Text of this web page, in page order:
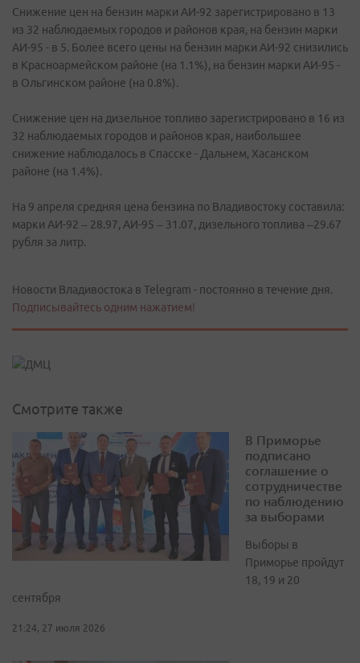
Снижение цен на бензин марки АИ-92 зарегистрировано в 13
из 32 наблюдаемых городов и районов края, на бензин марки
АИ-95 - в 5. Более всего цены на бензин марки АИ-92 снизились
в Красноармейском районе (на 1.1%), на бензин марки АИ-95 -
в Ольгинском районе (на 0.8%).
Снижение цен на дизельное топливо зарегистрировано в 16 из
32 наблюдаемых городов и районов края, наибольшее
снижение наблюдалось в Спасске - Дальнем, Хасанском
районе (на 1.4%).
На 9 апреля средняя цена бензина по Владивостоку составила:
марки АИ-92 – 28.97, АИ-95 – 31.07, дизельного топлива –29.67
рубля за литр.
Новости Владивостока в Telegram - постоянно в течение дня.
Подписывайтесь одним нажатием!
Смотрите также
В Приморье
подписано
соглашение о
сотрудничестве
по наблюдению
за выборами
Выборы в
Приморье пройдут
18, 19 и 20
сентября
21:24, 27 июля 2026